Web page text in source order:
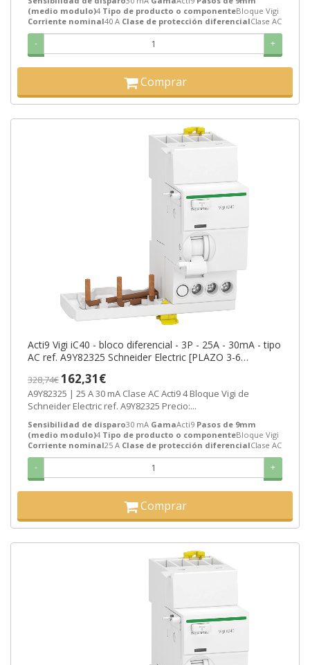
(medio modulo)4 Tipo de producto o componenteBloque Vigi
Corriente nominal40 A Clase de protección diferencialClase AC
- +
Comprar
Acti9 Vigi iC40 - bloco diferencial - 3P - 25A - 30mA - tipo
AC ref. A9Y82325 Schneider Electric [PLAZO 3-6
328,74€162,31€
A9Y82325 | 25 A 30 mA Clase AC Acti9 4 Bloque Vigi de
Schneider Electric ref. A9Y82325 Precio:...
Sensibilidad de disparo30 mA GamaActi9 Pasos de 9mm
(medio modulo)4 Tipo de producto o componenteBloque Vigi
Corriente nominal25 A Clase de protección diferencialClase AC
- +
Comprar